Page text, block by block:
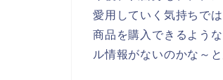
愛用していく気持ちで
商品を購入できるよう
ル情報がないのかな～と